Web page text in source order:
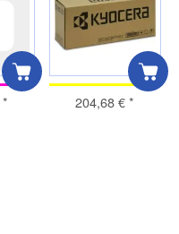
* 204,68 €*